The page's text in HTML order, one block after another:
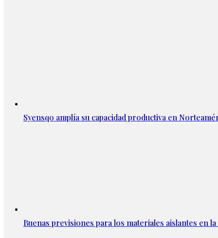
Syensqo amplía su capacidad productiva en
Buenas previsiones para los materiales aislantes en